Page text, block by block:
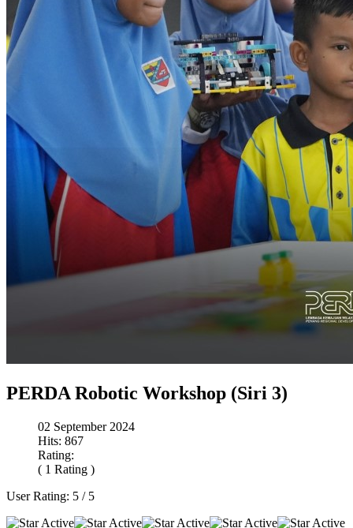
PERDA Robotic Workshop (Siri 3)
02 September 2024
Hits: 867
Rating:
( 1 Rating )
User Rating: 5 / 5